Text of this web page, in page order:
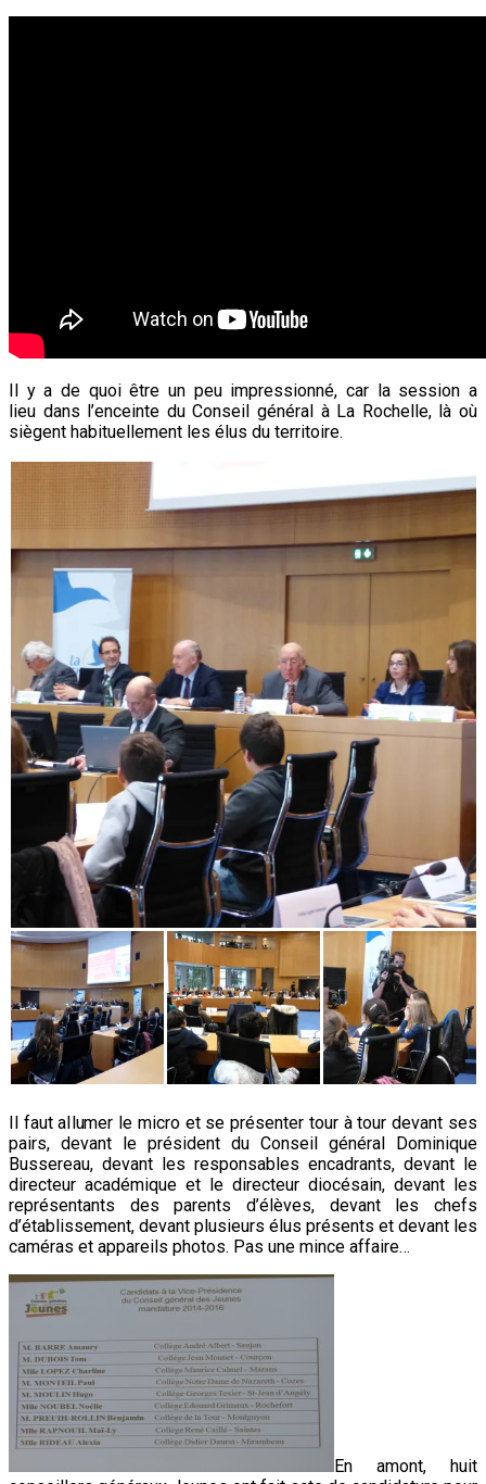
Il y a de quoi être un peu impressionné, car la session a
lieu dans l’enceinte du Conseil général à La Rochelle, là où
siègent habituellement les élus du territoire.
Il faut allumer le micro et se présenter tour à tour devant ses
pairs, devant le président du Conseil général Dominique
Bussereau, devant les responsables encadrants, devant le
directeur académique et le directeur diocésain, devant les
représentants des parents d’élèves, devant les chefs
d’établissement, devant plusieurs élus présents et devant les
caméras et appareils photos. Pas une mince affaire…
En amont, huit